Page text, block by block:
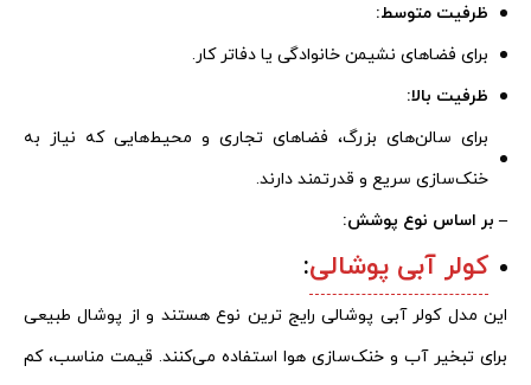
ظرفیت متوسط:
برای فضاهای نشیمن خانوادگی یا دفاتر کار.
ظرفیت بالا:
برای سالن‌های بزرگ، فضاهای تجاری و محیط‌هایی که نیاز به
خنک‌سازی سریع و قدرتمند دارند.
– بر اساس نوع پوشش:
کولر آبی پوشالی:
این مدل‌ کولر آبی پوشالی رایج‌ ترین نوع هستند و از پوشال طبیعی
برای تبخیر آب و خنک‌سازی هوا استفاده می‌کنند. قیمت مناسب، کم